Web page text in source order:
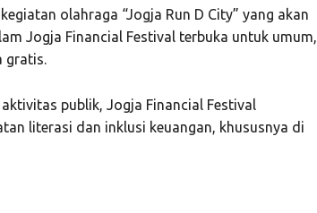
olahraga “Jogja Run D City” yang akan
Jogja Financial Festival terbuka untuk umum,
gratis.
publik, Jogja Financial Festival
literasi dan inklusi keuangan, khususnya di